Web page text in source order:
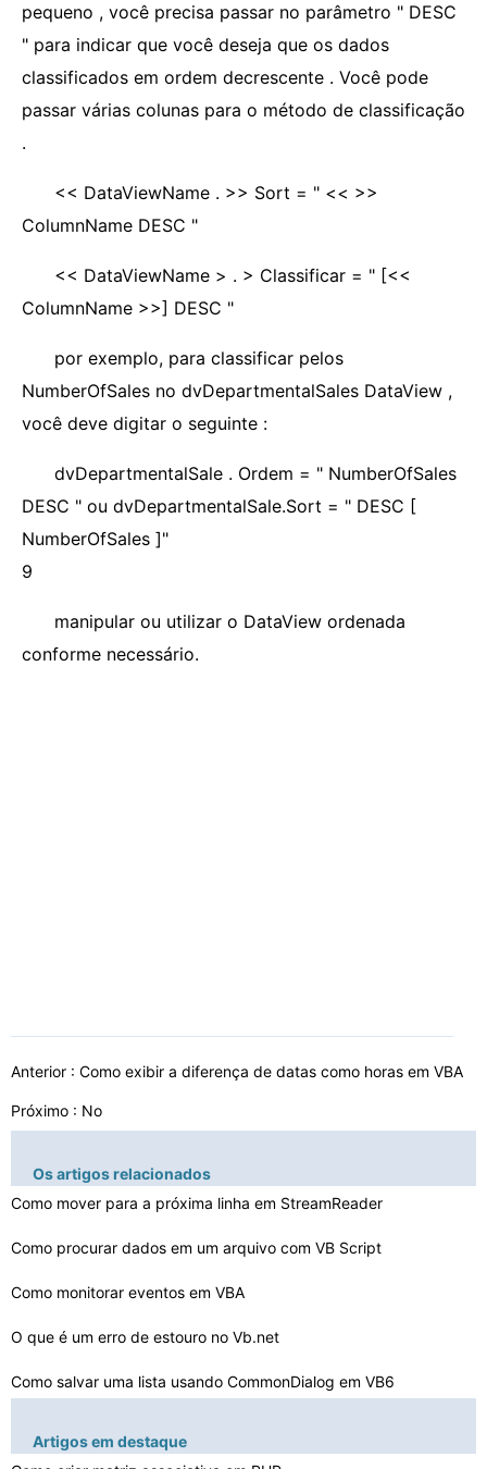
pequeno , você precisa passar no parâmetro " DESC
" para indicar que você deseja que os dados
classificados em ordem decrescente . Você pode
passar várias colunas para o método de classificação
.
<< DataViewName . >> Sort = " << >>
ColumnName DESC "
<< DataViewName > . > Classificar = " [<<
ColumnName >>] DESC "
por exemplo, para classificar pelos
NumberOfSales no dvDepartmentalSales DataView ,
você deve digitar o seguinte :
dvDepartmentalSale . Ordem = " NumberOfSales
DESC " ou dvDepartmentalSale.Sort = " DESC [
NumberOfSales ]"
9
manipular ou utilizar o DataView ordenada
conforme necessário.
Anterior : Como exibir a diferença de datas como horas em VBA
Próximo : No
Os artigos relacionados
Como mover para a próxima linha em StreamReader
Como procurar dados em um arquivo com VB Script
Como monitorar eventos em VBA
O que é um erro de estouro no Vb.net
Como salvar uma lista usando CommonDialog em VB6
Artigos em destaque